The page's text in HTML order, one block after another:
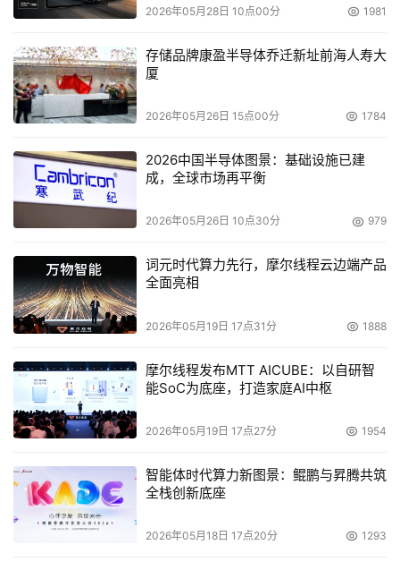
靠性，具有高稳定性，不要时不时死机、出故障，尽量少出
的，所以它的可靠非常重要，在发生故障时需要一种快捷的
方式来恢复服务。
服务器的实用性是从服务器的处理能力上来讲的，多
高，所以，所选配置通常是为服务器专门开发的，特别是
CPU和主板，要选择服务器专用的。
服务器的可管理性，不仅指软件方面，在服务器的硬
统监视功能等。
所以摆在服务器厂商面前的实际问题是如何在低价服
务器中融入这些功能及后续的服务，以保证低价服务器的品
应用为本 随需而变
进入到2006年，用户和厂商要走出中小企业低价服务
器市场的怪圈，除了上述的中小企业服务器所具有的特性
外，还应以应用为本，随需而变。
对于用户来说，要充分把握自身需求，这是选购到合
适服务器产品的基础。把握自身需求可以从两个方面入手，
一是要弄清楚目前企业购买服务器用来做什么，按照目前企
业网络规模和应用深度，对服务器的性能有什么样的要求；
2026年05月28日 10点00分 1981
存储品牌康盈半导体乔迁新址前海人寿大
厦
2026年05月26日 15点00分 1784
2026中国半导体图景：基础设施已建
成，全球市场再平衡
2026年05月26日 10点30分 979
词元时代算力先行，摩尔线程云边端产品
全面亮相
2026年05月19日 17点31分 1888
摩尔线程发布MTT AICUBE：以自研智
能SoC为底座，打造家庭AI中枢
2026年05月19日 17点27分 1954
智能体时代算力新图景：鲲鹏与昇腾共筑
全栈创新底座
2026年05月18日 17点20分 1293